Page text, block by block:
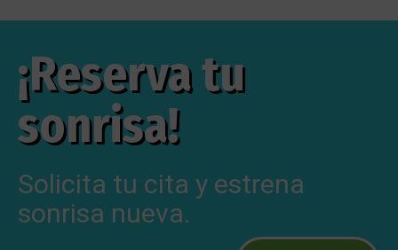
¡Reserva tu
sonrisa!
Solicita tu cita y estrena
sonrisa nueva.